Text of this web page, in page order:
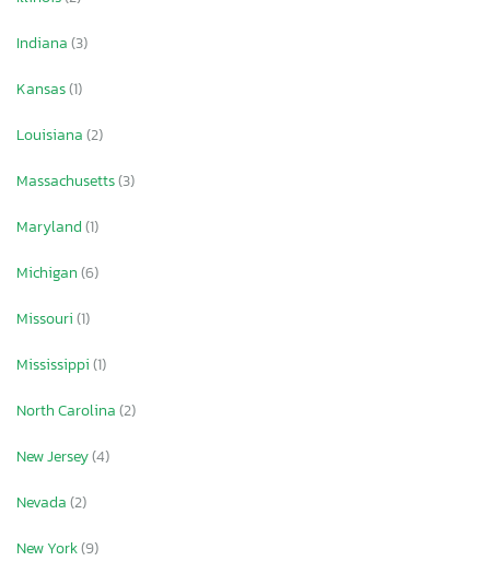
Indiana(3)
Kansas(1)
Louisiana(2)
Massachusetts(3)
Maryland(1)
Michigan(6)
Missouri(1)
Mississippi(1)
North Carolina(2)
New Jersey(4)
Nevada(2)
New York(9)